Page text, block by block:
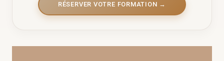
RÉSERVER VOTRE FORMATION →